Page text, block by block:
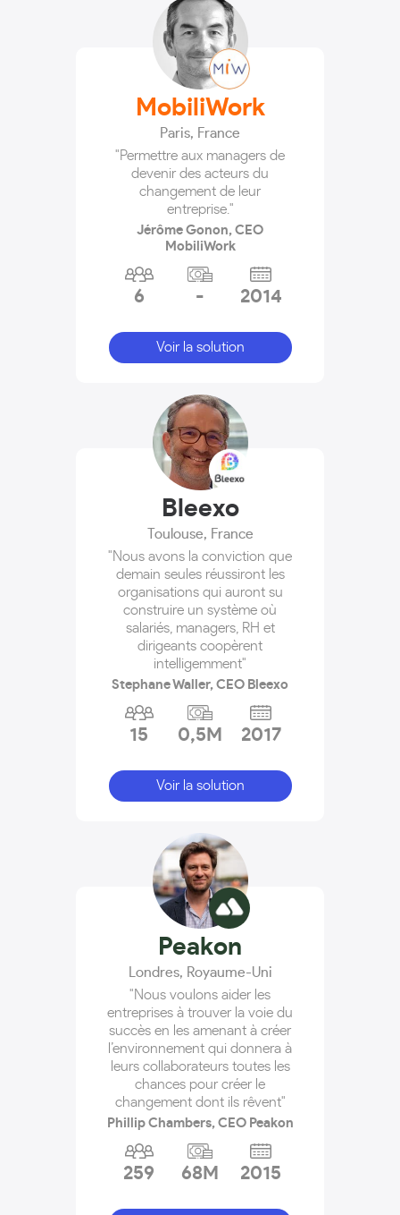
MobiliWork
Paris, France
"Permettre aux managers de
devenir des acteurs du
changement de leur
entreprise."
Jérôme Gonon, CEO
MobiliWork
6 - 2014
Voir la solution
Bleexo
Toulouse, France
"Nous avons la conviction que
demain seules réussiront les
organisations qui auront su
construire un système où
salariés, managers, RH et
dirigeants coopèrent
intelligemment"
Stephane Waller, CEO Bleexo
15 0,5M 2017
Voir la solution
Peakon
Londres, Royaume-Uni
"Nous voulons aider les
entreprises à trouver la voie du
succès en les amenant à créer
l’environnement qui donnera à
leurs collaborateurs toutes les
chances pour créer le
changement dont ils rêvent"
Phillip Chambers, CEO Peakon
259 68M 2015